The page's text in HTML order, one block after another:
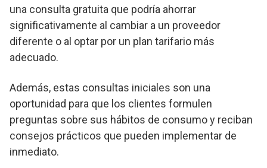
una consulta gratuita que podría ahorrar
significativamente al cambiar a un proveedor
diferente o al optar por un plan tarifario más
adecuado.
Además, estas consultas iniciales son una
oportunidad para que los clientes formulen
preguntas sobre sus hábitos de consumo y reciban
consejos prácticos que pueden implementar de
inmediato.